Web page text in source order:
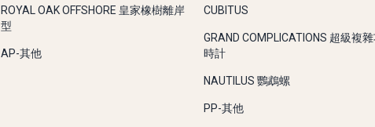
ROYAL OAK OFFSHORE 皇家橡樹離岸
型
AP-其他
CUBITUS
GRAND COMPLICATIONS 超級複
時計
NAUTILUS 鸚鵡螺
PP-其他